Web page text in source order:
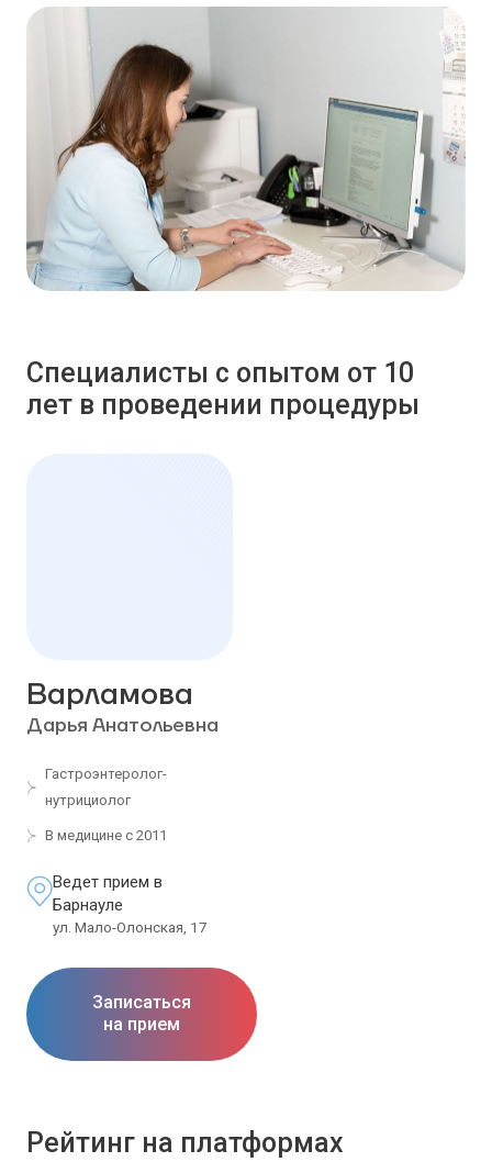
Специалисты с опытом от 10
лет в проведении процедуры
Варламова
Дарья Анатольевна
Гастроэнтеролог-
нутрициолог
В медицине с 2011
Ведет прием в
Барнауле
ул. Мало-Олонская, 17
Записаться
на прием
Рейтинг на платформах